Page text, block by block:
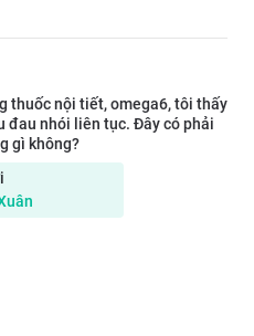
thuốc nội tiết, omega6, tôi thấy
đau nhói liên tục. Đây có phải
gì không?